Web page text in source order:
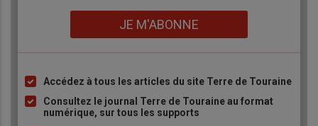
JE M'ABONNE
Liste
à
puce
Accédez à tous les articles du site Terre de Touraine
Consultez le journal Terre de Touraine au format
numérique, sur tous les supports